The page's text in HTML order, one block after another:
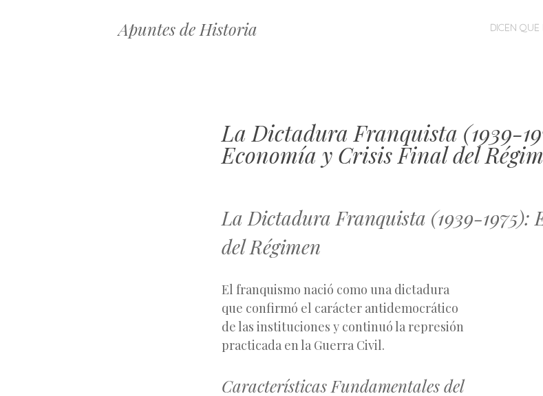
Apuntes de Historia MENÚ
SALTARDICEN QUE
La Dictadura Franquista (1939-
Economía y Crisis Final del
La Dictadura Franquista (1939-1975):
del Régimen
El franquismo nació como una dictadura
que confirmó el carácter antidemocrático
de las instituciones y continuó la represión
practicada en la Guerra Civil.
Características Fundamentales del